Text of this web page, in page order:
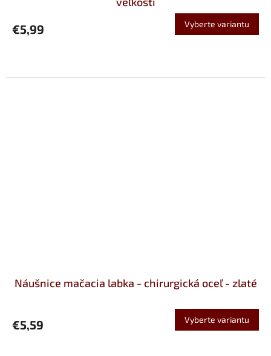
€5,99 Vyberte variantu
Náušnice mačacia labka - chirurgická oceľ - zlaté
€5,59 Vyberte variantu